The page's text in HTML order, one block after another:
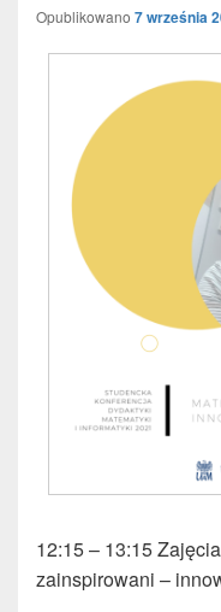
Opublikowano 7 września
12:15 – 13:15
zainspirowani –